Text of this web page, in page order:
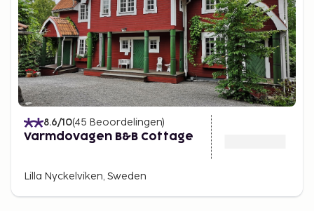
8.6/10(45 Beoordelingen)
Varmdovagen B&B Cottage
Lilla Nyckelviken, Sweden